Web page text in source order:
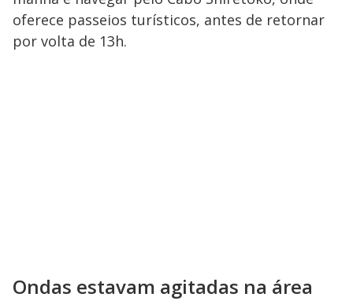
oferece passeios turísticos, antes de retornar
por volta de 13h.
Ondas estavam agitadas na área